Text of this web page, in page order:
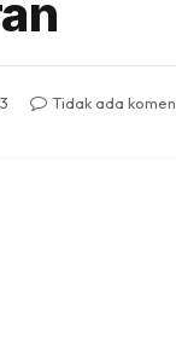
Tidak ada